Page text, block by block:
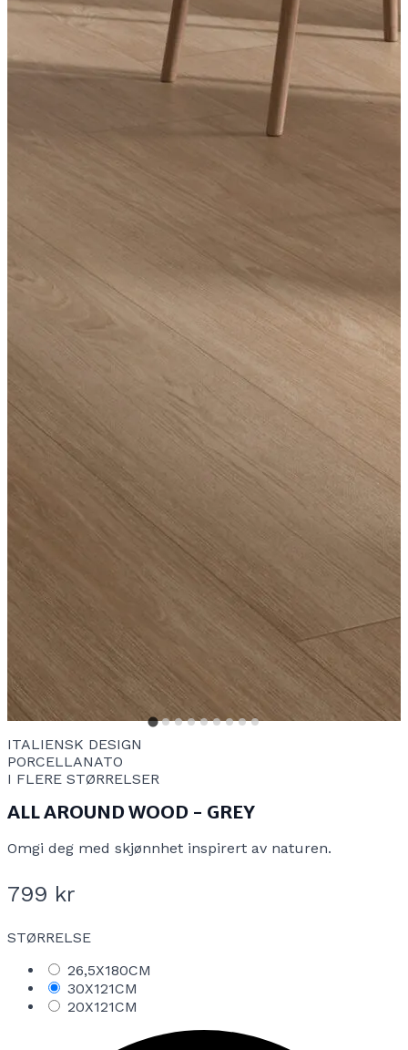
ITALIENSK DESIGN
PORCELLANATO
I FLERE STØRRELSER
ALL AROUND WOOD - GREY
Omgi deg med skjønnhet inspirert av naturen.
799 kr
STØRRELSE
26,5X180CM
30X121CM
20X121CM